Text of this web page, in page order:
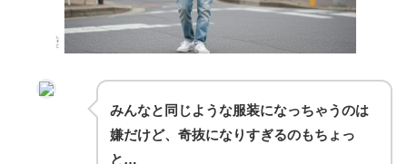
みんなと同じような服装になっちゃうのは
嫌だけど、奇抜になりすぎるのもちょっ
と…